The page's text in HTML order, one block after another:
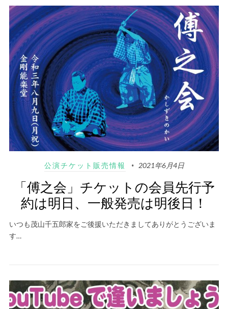
公演チケット販売情報 2021年6月4日
「傅之会」チケットの会員先行予
約は明日、一般発売は明後日！
いつも茂山千五郎家をご後援いただきましてありがとうございま
す…